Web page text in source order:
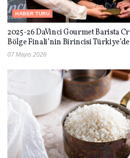
HABER TURU
2025-26 DaVinci Gourmet Barista
Bölge Finali’nin Birincisi
07 Mayıs 2026